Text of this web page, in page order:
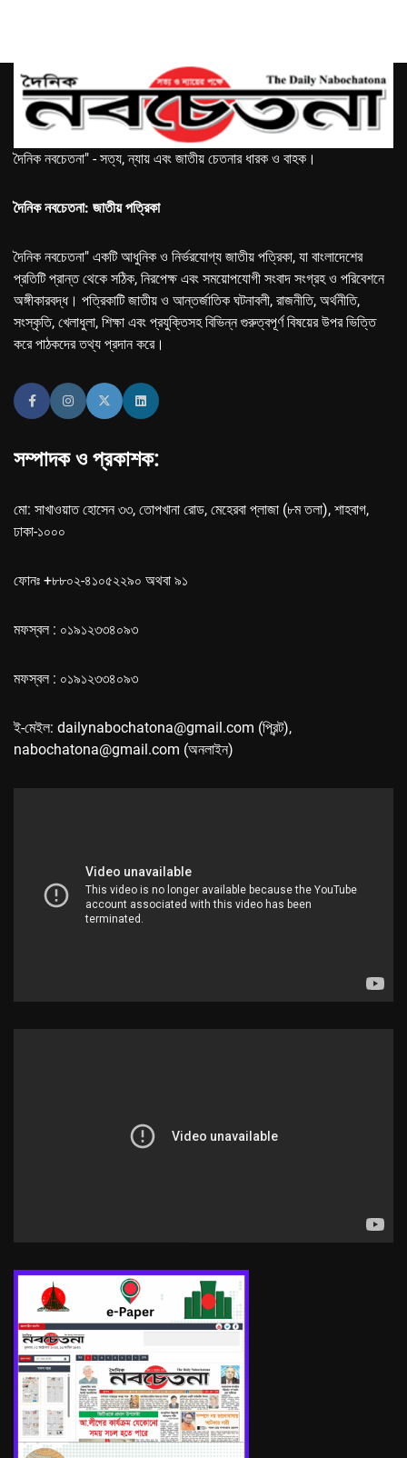
দৈনিক নবচেতনা" - সত্য, ন্যায় এবং জাতীয় চেতনার ধারক ও বাহক।
দৈনিক নবচেতনা: জাতীয় পত্রিকা
দৈনিক নবচেতনা" একটি আধুনিক ও নির্ভরযোগ্য জাতীয় পত্রিকা, যা বাংলাদেশের
প্রতিটি প্রান্ত থেকে সঠিক, নিরপেক্ষ এবং সময়োপযোগী সংবাদ সংগ্রহ ও পরিবেশনে
অঙ্গীকারবদ্ধ। পত্রিকাটি জাতীয় ও আন্তর্জাতিক ঘটনাবলী, রাজনীতি, অর্থনীতি,
সংস্কৃতি, খেলাধুলা, শিক্ষা এবং প্রযুক্তিসহ বিভিন্ন গুরুত্বপূর্ণ বিষয়ের উপর ভিত্তি
করে পাঠকদের তথ্য প্রদান করে।
সম্পাদক ও প্রকাশক:
মো: সাখাওয়াত হোসেন ৩৩, তোপখানা রোড, মেহেরবা প্লাজা (৮ম তলা), শাহবাগ,
ঢাকা-১০০০
ফোনঃ +৮৮০২-৪১০৫২২৯০ অথবা ৯১
মফস্বল : ০১৯১২৩৩৪০৯৩
মফস্বল : ০১৯১২৩৩৪০৯৩
ই-মেইল: dailynabochatona@gmail.com (প্রিন্ট),
nabochatona@gmail.com (অনলাইন)